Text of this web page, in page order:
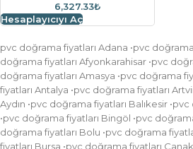
6,327.33₺
Hesaplayıcıyı Aç
pvc doğrama fiyatları Adana •pvc
doğrama fiyatları Afyonkarahisar •pvc
doğrama fiyatları Amasya •pvc doğrama
fiyatları Antalya •pvc doğrama fiyatları
Aydın •pvc doğrama fiyatları Balıkesir
•pvc doğrama fiyatları Bingöl •pvc
doğrama fiyatları Bolu •pvc doğrama
fiyatları Bursa •pvc doğrama fiyatları